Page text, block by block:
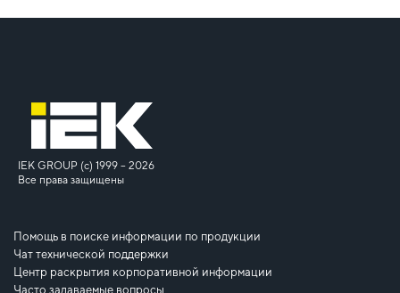
IEK GROUP (c) 1999 – 2026
Все права защищены
Помощь в поиске информации по продукции
Чат технической поддержки
Центр раскрытия корпоративной информации
Часто задаваемые вопросы